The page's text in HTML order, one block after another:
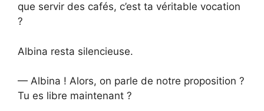
que servir des cafés, c’est ta véritable vocation
?
Albina resta silencieuse.
— Albina ! Alors, on parle de notre proposition ?
Tu es libre maintenant ?